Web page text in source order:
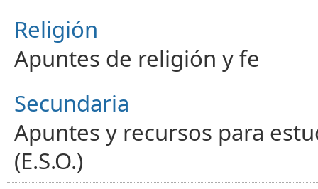
Religión
Apuntes de religión y fe
Secundaria
Apuntes y recursos para
(E.S.O.)